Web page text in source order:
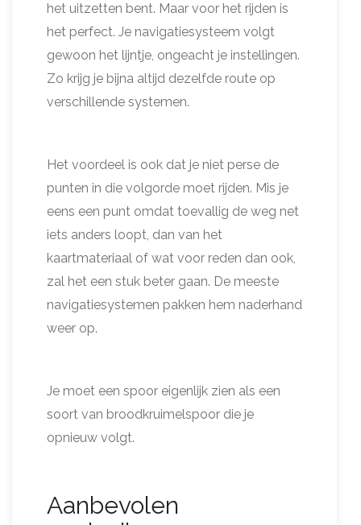
het uitzetten bent. Maar voor het rijden is
het perfect. Je navigatiesysteem volgt
gewoon het lijntje, ongeacht je instellingen.
Zo krijg je bijna altijd dezelfde route op
verschillende systemen.
Het voordeel is ook dat je niet perse de
punten in die volgorde moet rijden. Mis je
eens een punt omdat toevallig de weg net
iets anders loopt, dan van het
kaartmateriaal of wat voor reden dan ook,
zal het een stuk beter gaan. De meeste
navigatiesystemen pakken hem naderhand
weer op.
Je moet een spoor eigenlijk zien als een
soort van broodkruimelspoor die je
opnieuw volgt.
Aanbevolen